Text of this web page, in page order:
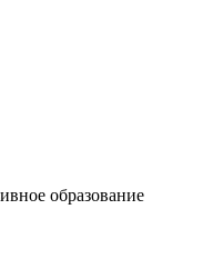
образование